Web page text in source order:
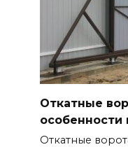
Откатные
особенности
Откатные